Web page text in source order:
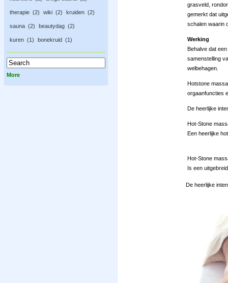
therapie 2 wiki 2 kruiden 2
sauna 2 beautydag 2
kuren 1 bonekruid 1
More
grasveld,
gemerkt dat
schalen waarin
Werking
Behalve dat
samenstelling
welbehagen.
Hotstone
orgaanfuncties
De heerlijke
Hot-Stone
Een heerlijke
Hot-Stone
Is een
De heerlijke